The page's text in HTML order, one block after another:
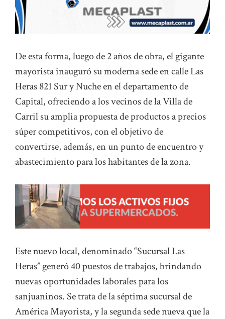
De esta forma, luego de 2 años de obra, el gigante
mayorista inauguró su moderna sede en calle Las
Heras 821 Sur y Nuche en el departamento de
Capital, ofreciendo a los vecinos de la Villa de
Carril su amplia propuesta de productos a precios
súper competitivos, con el objetivo de
convertirse, además, en un punto de encuentro y
abastecimiento para los habitantes de la zona.
Este nuevo local, denominado “Sucursal Las
Heras” generó 40 puestos de trabajos, brindando
nuevas oportunidades laborales para los
sanjuaninos. Se trata de la séptima sucursal de
América Mayorista, y la segunda sede nueva que la